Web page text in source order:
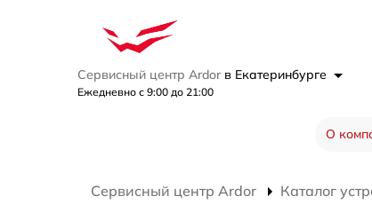
Сервисный центр Ardor в Екатеринбурге
Ежедневно с 9:00 до 21:00
О
Сервисный центр Ardor Каталог